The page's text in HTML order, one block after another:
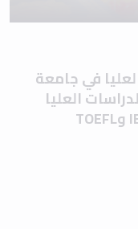
في جامعة
العليا